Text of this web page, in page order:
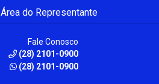
Área do Representante
Fale Conosco
(28) 2101-0900
(28) 2101-0900